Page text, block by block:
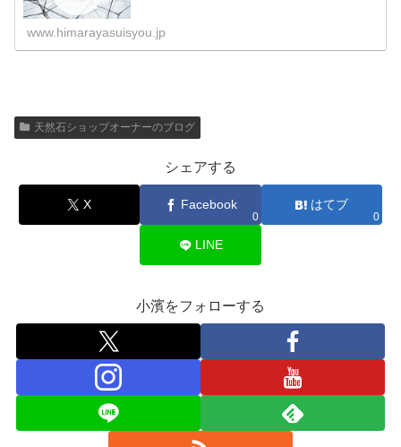
www.himarayasuisyou.jp
天然石ショップオーナーのブログ
シェアする
X Facebook
0
はてブ
0
LINE
小濱をフォローする